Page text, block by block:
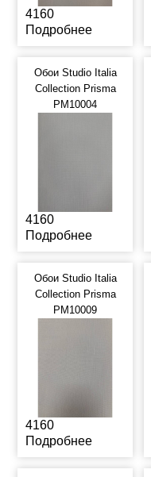
4160
Подробнее
Обои Studio Italia
Collection Prisma
PM10004
4160
Подробнее
Обои Studio Italia
Collection Prisma
PM10009
4160
Подробнее